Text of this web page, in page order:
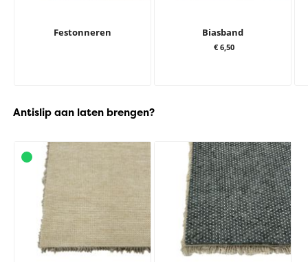
Festonneren Biasband
€ 6,50
Antislip aan laten brengen?